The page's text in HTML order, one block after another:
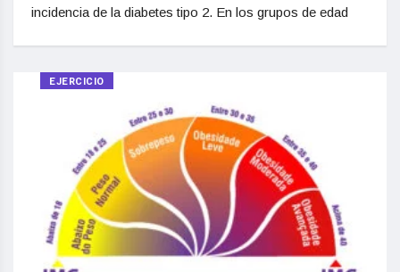
incidencia de la diabetes tipo 2. En los grupos de edad
EJERCICIO